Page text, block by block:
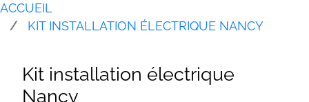
ACCUEIL
KIT INSTALLATION ÉLECTRIQUE NANCY
Kit installation électrique
Nancy